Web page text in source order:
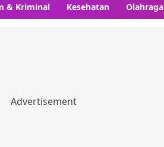
& Kriminal Kesehatan Olahraga